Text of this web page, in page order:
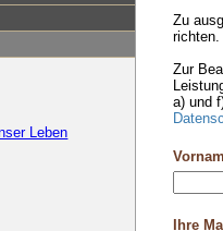
Zu
richten.
Zur
a) und
Ihre